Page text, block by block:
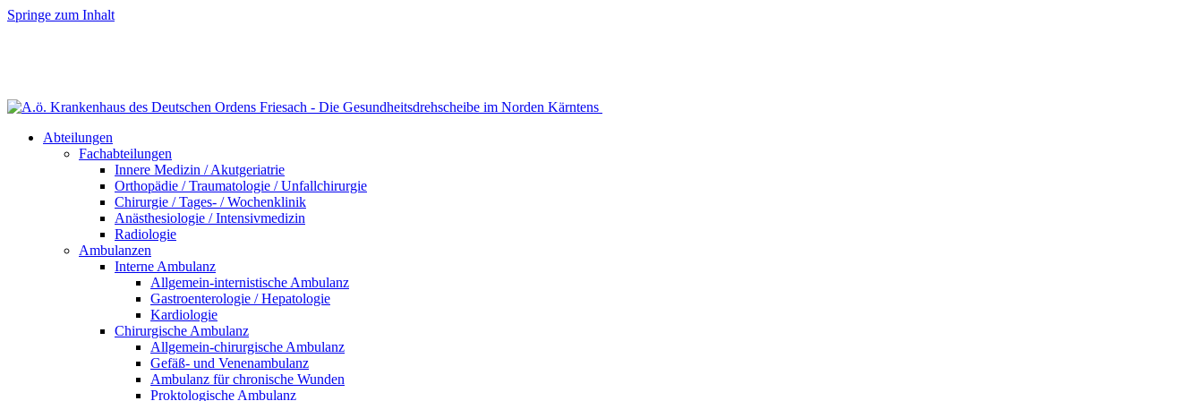
Springe zum Inhalt
Abteilungen
Fachabteilungen
Innere Medizin / Akutgeriatrie
Orthopädie / Traumatologie / Unfallchirurgie
Chirurgie / Tages- / Wochenklinik
Anästhesiologie / Intensivmedizin
Radiologie
Ambulanzen
Interne Ambulanz
Allgemein-internistische Ambulanz
Gastroenterologie / Hepatologie
Kardiologie
Chirurgische Ambulanz
Allgemein-chirurgische Ambulanz
Gefäß- und Venenambulanz
Ambulanz für chronische Wunden
Proktologische Ambulanz